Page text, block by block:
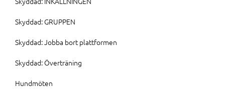
Skyddad: GRUPPEN
Skyddad: Jobba bort plattformen
Skyddad: Överträning
Hundmöten